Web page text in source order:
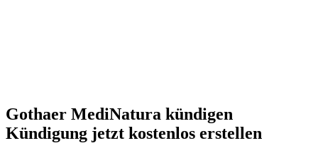
Gothaer MediNatura kündigen
Kündigung jetzt kostenlos erstellen